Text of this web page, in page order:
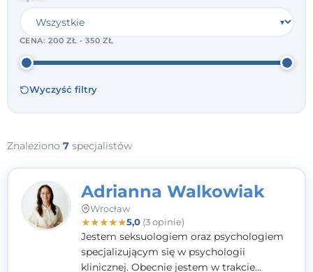
CENA:200 ZŁ - 350 ZŁ
Wyczyść filtry
Znaleziono 7 specjalistów
Adrianna Walkowiak
Wrocław
★★★★★5,0(3 opinie)
Jestem seksuologiem oraz psychologiem
specjalizującym się w psychologii
klinicznej. Obecnie jestem w trakcie